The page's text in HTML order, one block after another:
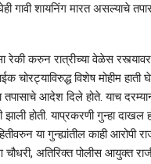
गावी शायनिंग मारत असल्याचे
रेकी करुन रात्रीच्या वेळेस
चोरट्याविरुद्ध विशेष मोहीम
तपासाचे आदेश दिले होते. याच
होती. याप्रकरणी गुन्हा दाखल
या गुन्ह्यांतील काही आरोपी
चौधरी, अतिरिक्त पोलीस आयुक्त